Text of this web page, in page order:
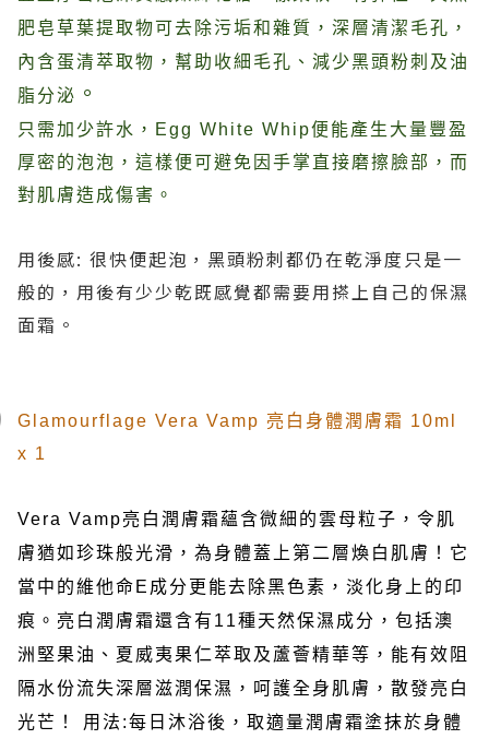
肥皂草葉提取物可去除污垢和雜質，深層清潔毛孔，
內含蛋清萃取物，幫助收細毛孔、減少黑頭粉刺及油
脂分泌 。
只需加少許水，Egg White Whip便能產生大量豐盈
厚密的泡泡，這樣便可避免因手掌直接磨擦臉部，而
對肌膚造成傷害。
用後感: 很快便起泡，黑頭粉刺都仍在乾淨度只是一
般的，用後有少少乾既感覺都需要用搽上自己的保濕
面霜。
Glamourflage Vera Vamp 亮白身體潤膚霜 10ml
x 1
Vera Vamp亮白潤膚霜蘊含微細的雲母粒子，令肌
膚猶如珍珠般光滑，為身體蓋上第二層煥白肌膚！它
當中的維他命E成分更能去除黑色素，淡化身上的印
痕。亮白潤膚霜還含有11種天然保濕成分，包括澳
洲堅果油、夏威夷果仁萃取及蘆薈精華等，能有效阻
隔水份流失深層滋潤保濕，呵護全身肌膚，散發亮白
光芒！
用法:每日沐浴後，取適量潤膚霜塗抹於身體